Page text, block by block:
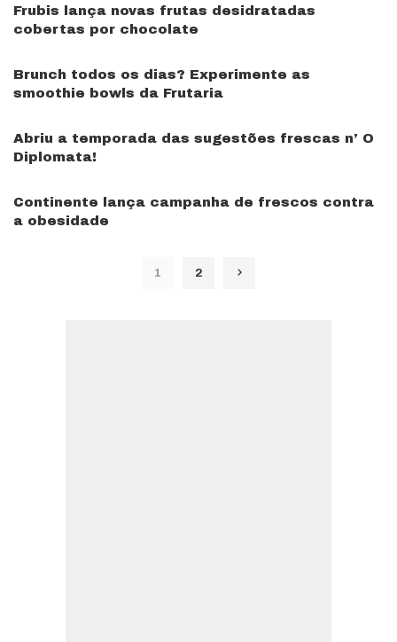
Frubis lança novas frutas desidratadas
cobertas por chocolate
Brunch todos os dias? Experimente as
smoothie bowls da Frutaria
Abriu a temporada das sugestões frescas n’ O
Diplomata!
Continente lança campanha de frescos contra
a obesidade
1 2